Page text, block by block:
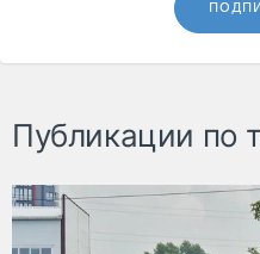
Публикации по